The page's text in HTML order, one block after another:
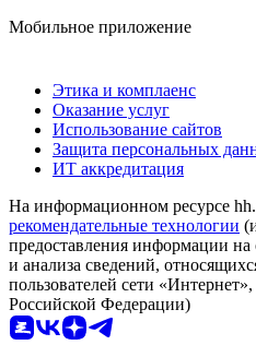
Мобильное приложение
Этика и комплаенс
Оказание услуг
Использование сайтов
Защита персональных
ИТ аккредитация
На информационном ресурсе
рекомендательные технологии
предоставления информации на
и анализа сведений,
пользователей сети
Российской Федерации)